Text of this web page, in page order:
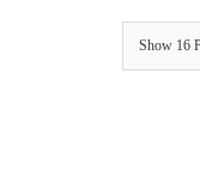
Show 16